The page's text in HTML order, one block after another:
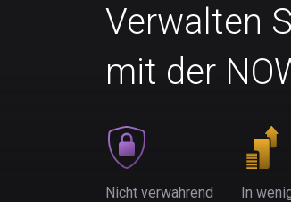
Verwalten
mit der
Nicht verwahrend
In